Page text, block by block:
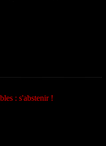
: s'abstenir !